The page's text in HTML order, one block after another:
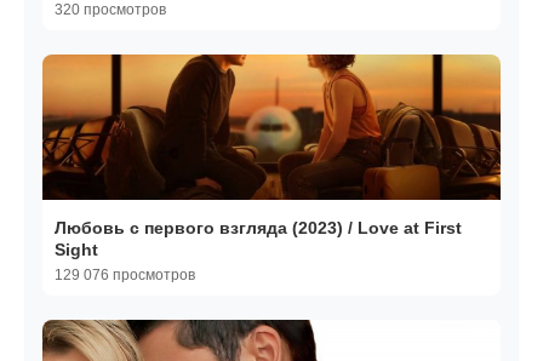
320 просмотров
Любовь с первого взгляда (2023) / Love at First
Sight
129 076 просмотров